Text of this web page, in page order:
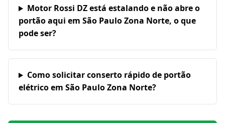
Motor Rossi DZ está estalando e não abre o
portão aqui em São Paulo Zona Norte, o que
pode ser?
Como solicitar conserto rápido de portão
elétrico em São Paulo Zona Norte?